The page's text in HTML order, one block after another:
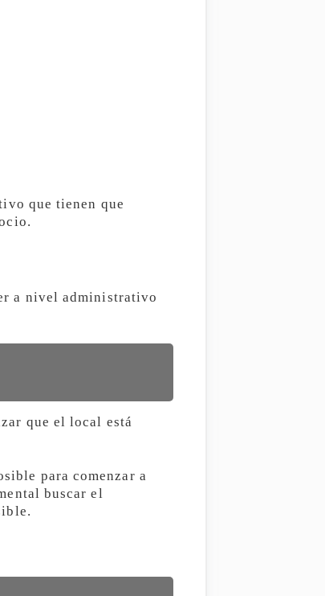
que tienen que
a nivel administrativo
que el local está
para comenzar a
buscar el